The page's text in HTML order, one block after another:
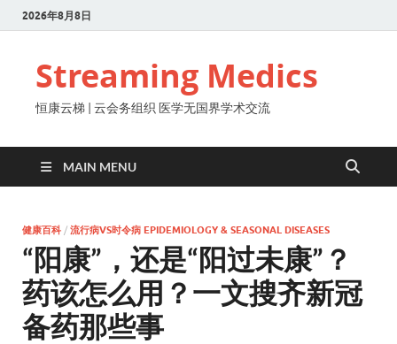
2026年8月8日
Streaming Medics
恒康云梯 | 云会务组织 医学无国界学术交流
MAIN MENU
健康百科 / 流行病VS时令病 EPIDEMIOLOGY & SEASONAL DISEASES
“阳康”，还是“阳过未康”？
药该怎么用？一文搜齐新冠
备药那些事